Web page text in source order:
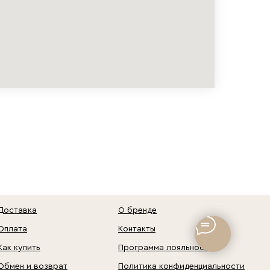
купить
и возврат
О бренде
Контакты
Программа лояльности
Политика конфиденциальности